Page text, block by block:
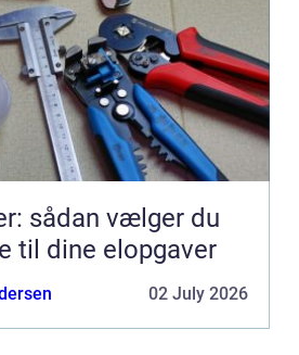
sådan vælger du
til dine elopgaver
02 July 2026